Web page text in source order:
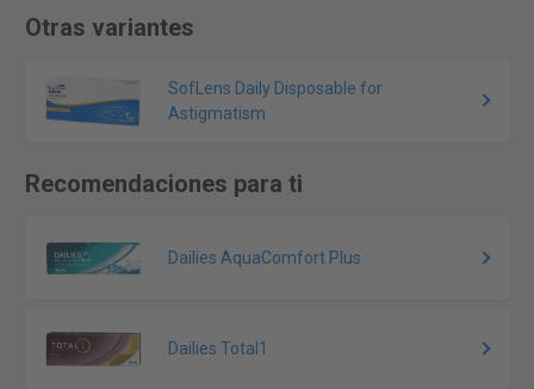
Otras variantes
SofLens Daily Disposable for
Astigmatism
Recomendaciones para ti
Dailies AquaComfort Plus
Dailies Total1